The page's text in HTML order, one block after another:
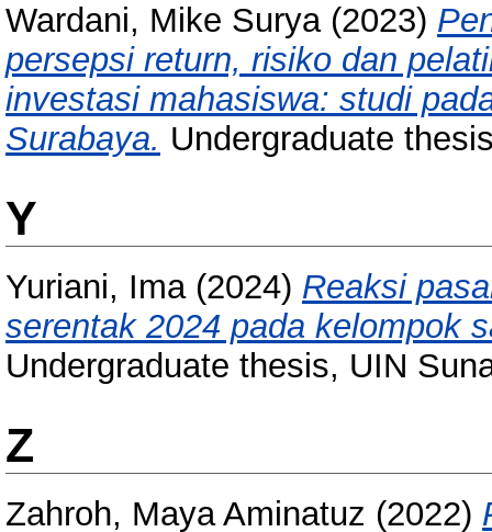
Wardani, Mike Surya(2023)
persepsi return, risiko dan
investasi mahasiswa: studi
Surabaya. Undergraduate
Y
Yuriani, Ima(2024) Reaksi
serentak 2024 pada kelompok
Undergraduate thesis, UIN
Z
Zahroh, Maya Aminatuz (2022)